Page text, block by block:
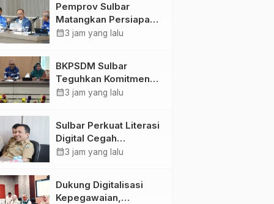
Pemprov Sulbar
Matangkan Persiapan
HUT Ke-81 RI, Puncak
calendar_month3 jam yang lalu
BKPSDM Sulbar
Teguhkan Komitmen
Pengembangan
Penandatanganan
Perjanjian Tugas
Belajar 2026
calendar_month3 jam yang lalu
Sulbar Perkuat Literasi
Digital Cegah
Kejahatan Love
calendar_month3 jam yang lalu
Dukung Digitalisasi
Kepegawaian,